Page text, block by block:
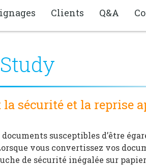
Clients Q&A
sécurité et la reprise
susceptibles d’être
vous convertissez vos
de sécurité inégalée sur